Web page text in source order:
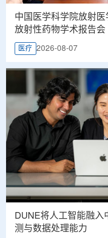
中国医学科学院放射
放射性药物学术报告会
医疗 2026-08-07
DUNE将人工智能融
测与数据处理能力